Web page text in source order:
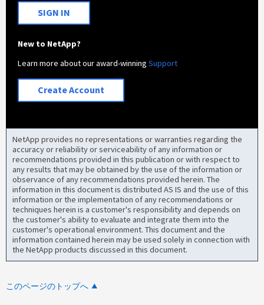
SIGN IN
New to NetApp?
Learn more about our award-winningSupport
Create Account
NetApp provides no representations or warranties regarding the
accuracy or reliability or serviceability of any information or
recommendations provided in this publication or with respect to
any results that may be obtained by the use of the information or
observance of any recommendations provided herein. The
information in this document is distributed AS IS and the use of this
information or the implementation of any recommendations or
techniques herein is a customer's responsibility and depends on
the customer's ability to evaluate and integrate them into the
customer's operational environment. This document and the
information contained herein may be used solely in connection with
the NetApp products discussed in this document.
このページのトップへ